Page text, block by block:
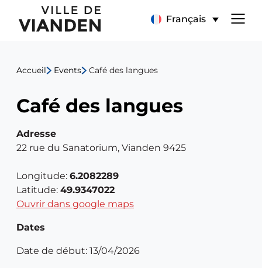
Café
des
langues
Français
Menu
navigation
principal
Accueil Events Café des langues
Café des langues
Adresse
22 rue du Sanatorium, Vianden 9425
Longitude: 6.2082289
Latitude: 49.9347022
Ouvrir dans google maps
Dates
Date de début: 13/04/2026